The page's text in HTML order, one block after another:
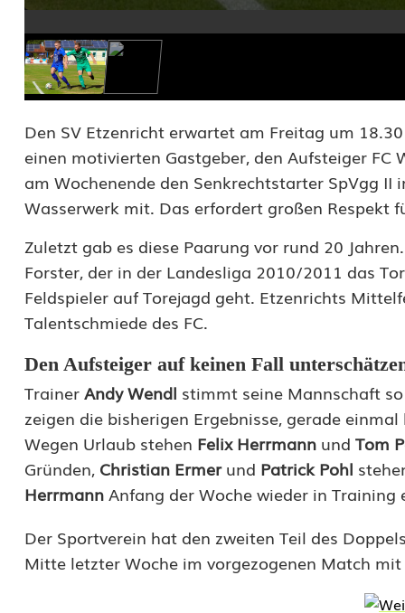
e
i
z
v
o
l
e
s
D
e
r
b
y
f
ü
r
Den SV Etzenricht erwartet am Freitag um
einen motivierten Gastgeber, den Aufsteiger FC
am Wochenende den Senkrechtstarter SpVgg
Wasserwerk mit. Das erfordert großen Respekt
Zuletzt gab es diese Paarung vor rund 20
Forster, der in der Landesliga 2010/2011 das
Feldspieler auf Torejagd geht. Etzenrichts
Talentschmiede des FC.
Den Aufsteiger auf keinen Fall
TrainerAndy Wendl stimmt seine Mannschaft
zeigen die bisherigen Ergebnisse, gerade
Wegen Urlaub stehen Felix Herrmann und Tom
Gründen, Christian Ermerund Patrick Pohl
HerrmannAnfang der Woche wieder in Training
Der Sportverein hat den zweiten Teil des
Mitte letzter Woche im vorgezogenen Match